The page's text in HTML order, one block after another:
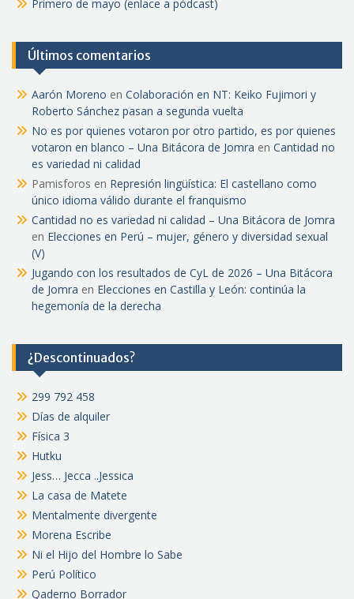
Primero de mayo (enlace a pódcast)
Últimos comentarios
Aarón Moreno en Colaboración en NT: Keiko Fujimori y
Roberto Sánchez pasan a segunda vuelta
No es por quienes votaron por otro partido, es por quienes
votaron en blanco – Una Bitácora de Jomra en Cantidad no
es variedad ni calidad
Pamisforos en Represión lingüística: El castellano como
único idioma válido durante el franquismo
Cantidad no es variedad ni calidad – Una Bitácora de Jomra
en Elecciones en Perú – mujer, género y diversidad sexual
(V)
Jugando con los resultados de CyL de 2026 – Una Bitácora
de Jomra en Elecciones en Castilla y León: continúa la
hegemonía de la derecha
¿Descontinuados?
299 792 458
Días de alquiler
Física 3
Hutku
Jess… Jecca ..Jessica
La casa de Matete
Mentalmente divergente
Morena Escribe
Ni el Hijo del Hombre lo Sabe
Perú Político
Qaderno Borrador